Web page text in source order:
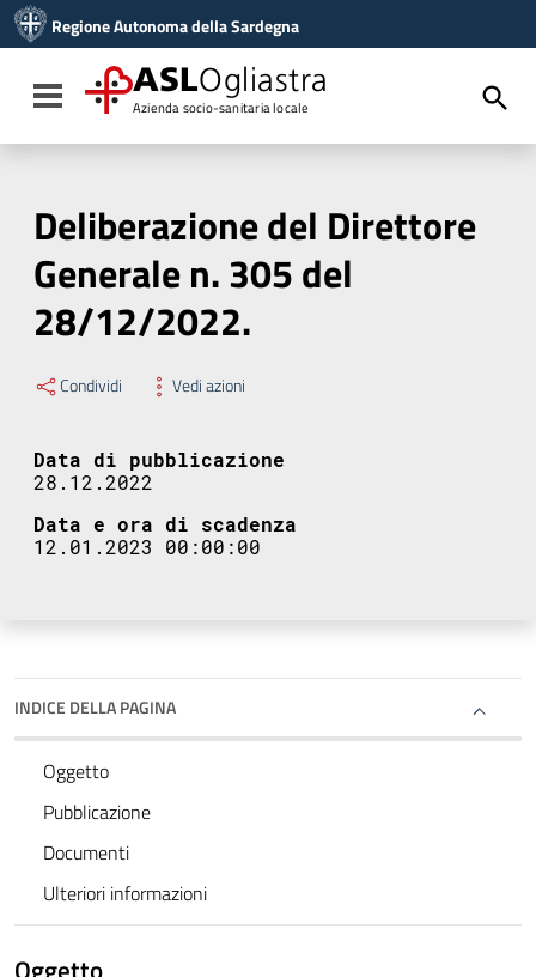
Vai al menu di navigazione
Vai al footer
Regione Autonoma della Sardegna
Toggle navigation
ASLOgliastra
Azienda socio-sanitaria locale
Deliberazione del Direttore
Generale n. 305 del
28/12/2022.
Condividi Vedi azioni
Data di pubblicazione
28.12.2022
Data e ora di scadenza
12.01.2023 00:00:00
INDICE DELLA PAGINA
Oggetto
Pubblicazione
Documenti
Ulteriori informazioni